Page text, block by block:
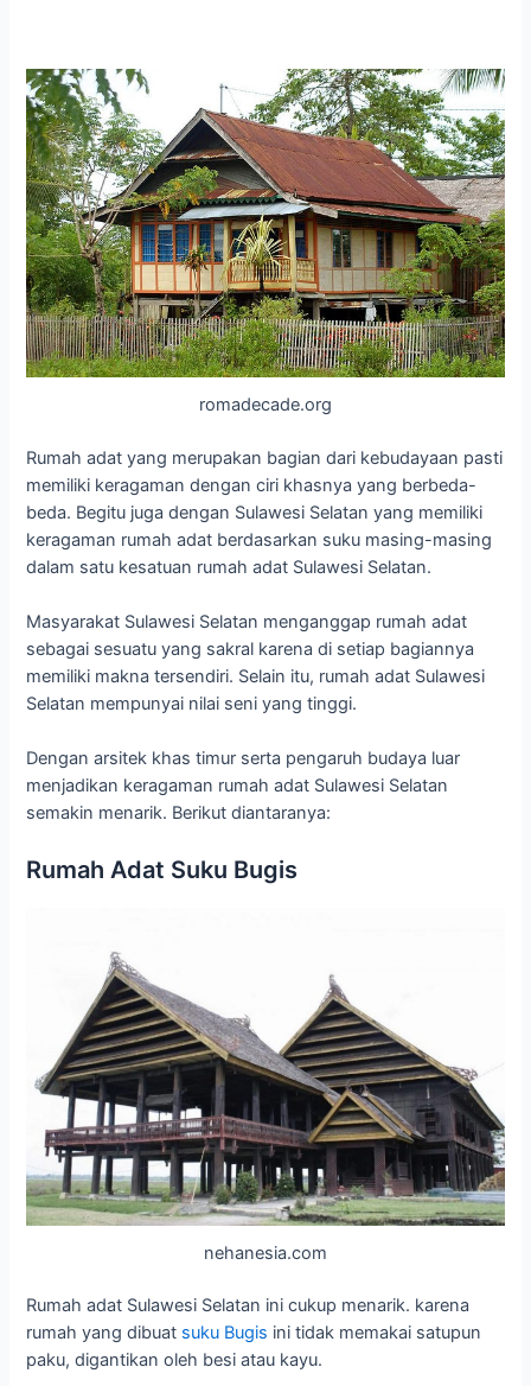
romadecade.org
Rumah adat yang merupakan bagian dari kebudayaan pasti
memiliki keragaman dengan ciri khasnya yang berbeda-
beda. Begitu juga dengan Sulawesi Selatan yang memiliki
keragaman rumah adat berdasarkan suku masing-masing
dalam satu kesatuan rumah adat Sulawesi Selatan.
Masyarakat Sulawesi Selatan menganggap rumah adat
sebagai sesuatu yang sakral karena di setiap bagiannya
memiliki makna tersendiri. Selain itu, rumah adat Sulawesi
Selatan mempunyai nilai seni yang tinggi.
Dengan arsitek khas timur serta pengaruh budaya luar
menjadikan keragaman rumah adat Sulawesi Selatan
semakin menarik. Berikut diantaranya:
Rumah Adat Suku Bugis
nehanesia.com
Rumah adat Sulawesi Selatan ini cukup menarik. karena
rumah yang dibuat suku Bugis ini tidak memakai satupun
paku, digantikan oleh besi atau kayu.